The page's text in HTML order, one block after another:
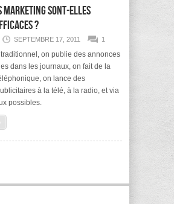
marketing sont-elles
?
SEPTEMBRE 17, 2011 1
on publie des annonces
dans les journaux, on fait de la
on lance des
à la télé, à la radio, et via
possibles.